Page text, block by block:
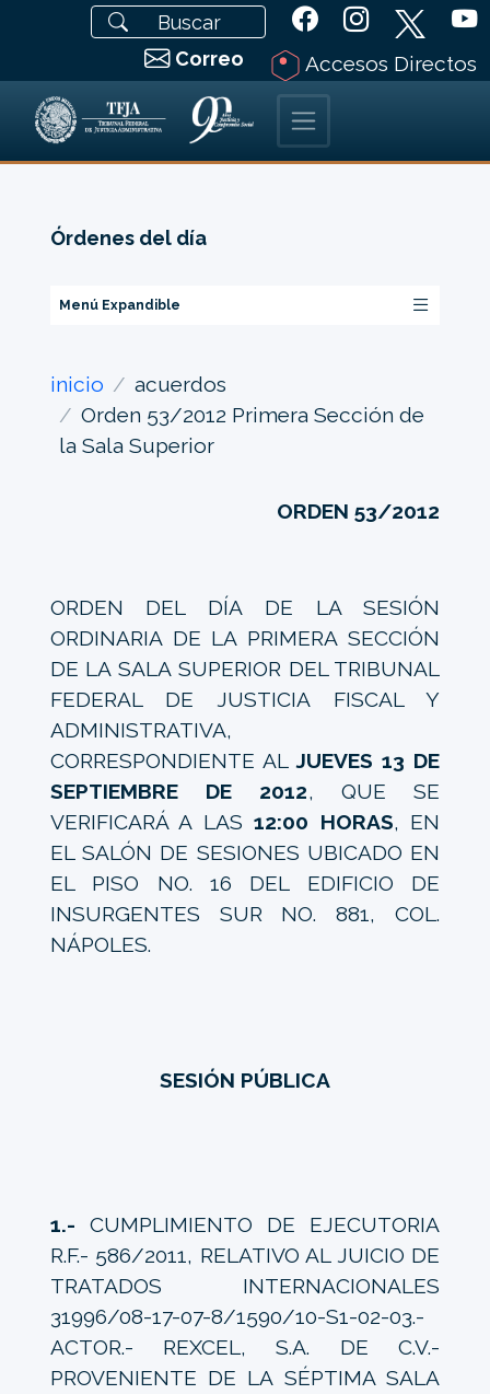
Correo Accesos Directos
Órdenes del día
Menú Expandible
inicio
acuerdos
Orden 53/2012 Primera Sección de
la Sala Superior
ORDEN 53/2012
ORDEN DEL DÍA DE LA SESIÓN
ORDINARIA DE LA PRIMERA SECCIÓN
DE LA SALA SUPERIOR DEL TRIBUNAL
FEDERAL DE JUSTICIA FISCAL Y
ADMINISTRATIVA,
CORRESPONDIENTE ALJUEVES 13 DE
SEPTIEMBRE DE 2012, QUE SE
VERIFICARÁ A LAS12:00 HORAS, EN
EL SALÓN DE SESIONES UBICADO EN
EL PISO NO. 16 DEL EDIFICIO DE
INSURGENTES SUR NO. 881, COL.
NÁPOLES.
SESIÓN PÚBLICA
1.- CUMPLIMIENTO DE EJECUTORIA
R.F.- 586/2011, RELATIVO AL JUICIO DE
TRATADOS INTERNACIONALES
31996/08-17-07-8/1590/10-S1-02-03.-
ACTOR.- REXCEL, S.A. DE C.V.-
PROVENIENTE DE LA SÉPTIMA SALA